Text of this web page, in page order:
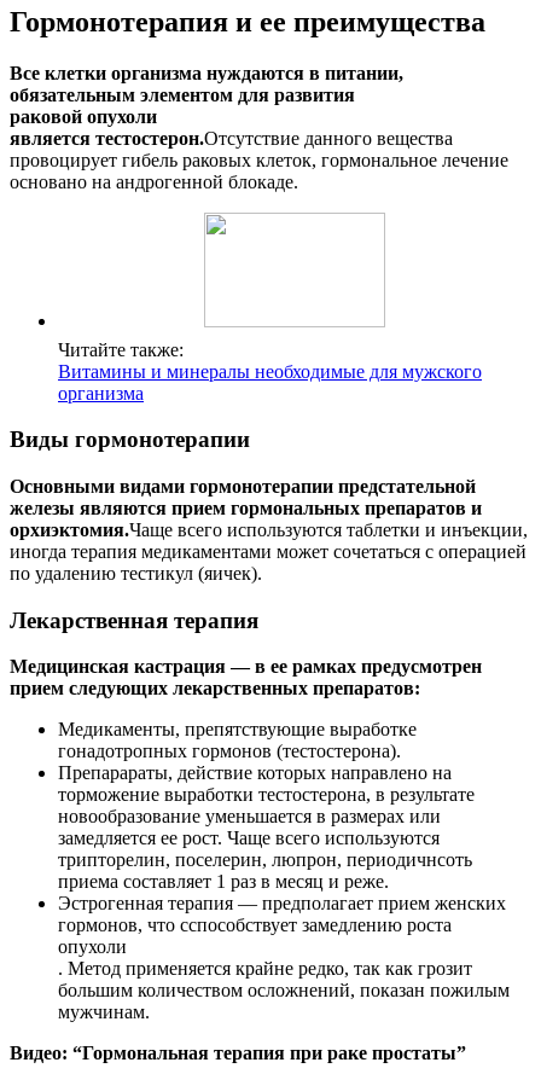
Гормонотерапия и ее преимущества
Все клетки организма нуждаются в питании,
обязательным элементом для развития
раковой опухоли
является тестостерон.Отсутствие данного вещества
провоцирует гибель раковых клеток, гормональное лечение
основано на андрогенной блокаде.
Читайте также:
Витамины и минералы необходимые для мужского
организма
Виды гормонотерапии
Основными видами гормонотерапии предстательной
железы являются прием гормональных препаратов и
орхиэктомия.Чаще всего используются таблетки и инъекции,
иногда терапия медикаментами может сочетаться с операцией
по удалению тестикул (яичек).
Лекарственная терапия
Медицинская кастрация — в ее рамках предусмотрен
прием следующих лекарственных препаратов:
Медикаменты, препятствующие выработке
гонадотропных гормонов (тестостерона).
Препарараты, действие которых направлено на
торможение выработки тестостерона, в результате
новообразование уменьшается в размерах или
замедляется ее рост. Чаще всего используются
трипторелин, поселерин, люпрон, периодичнсоть
приема составляет 1 раз в месяц и реже.
Эстрогенная терапия — предполагает прием женских
гормонов, что сспособствует замедлению роста
опухоли
. Метод применяется крайне редко, так как грозит
большим количеством осложнений, показан пожилым
мужчинам.
Видео: “Гормональная терапия при раке простаты”